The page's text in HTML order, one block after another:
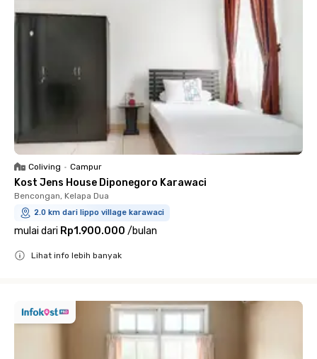
Coliving • Campur
Kost Jens House Diponegoro Karawaci
Bencongan, Kelapa Dua
2.0 km dari lippo village karawaci
mulai dari Rp1.900.000 /bulan
Lihat info lebih banyak